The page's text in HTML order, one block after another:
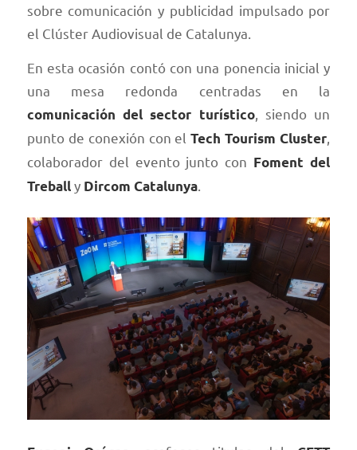
sobre comunicación y publicidad impulsado por
el Clúster Audiovisual de Catalunya.
En esta ocasión contó con una ponencia inicial y
una mesa redonda centradas en la
comunicación del sector turístico, siendo un
punto de conexión con elTech Tourism Cluster,
colaborador del evento junto con Foment del
Trebally Dircom Catalunya.